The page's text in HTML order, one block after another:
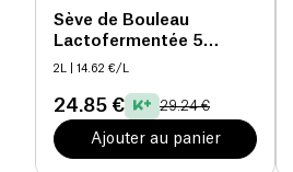
Sève de Bouleau
Lactofermentée 5
Bourgeons bio
2L | 14.62 €/L
24.85 € 29.24 €
Ajouter au panier